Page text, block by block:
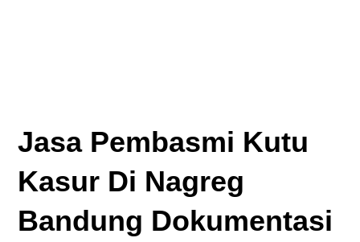
Jasa Pembasmi Kutu
Kasur Di Nagreg
Bandung Dokumentasi